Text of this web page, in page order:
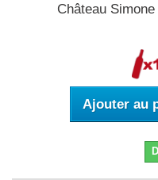
Château
Ajouter au